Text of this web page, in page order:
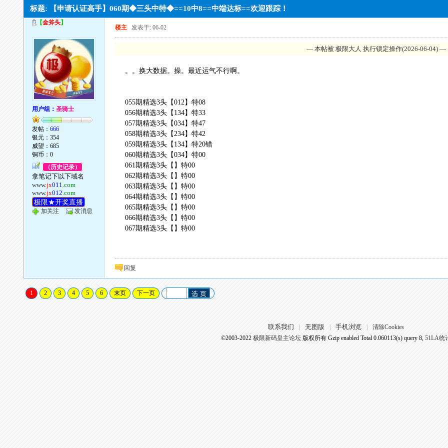
标题: 【申请认证高手】060期◆三头中特◆==10中8==中端达标==欢迎跟踪！
【金斧头】
用户组：圣骑士
发帖：666
银元：354
威望：685
铜币：0
（历史记录）
拿笔记下以下域名
www.jx011.com
www.jx012.com
极限★开奖直播
加关注 发消息
楼主 发表于: 06-02
— 本帖被 极限大人 执行锁定操作(2026-06-04) —
。。换大数据。操。最近运气不行啊。
055期精选3头【012】特08
056期精选3头【134】特33
057期精选3头【034】特47
058期精选3头【234】特42
059期精选3头【134】特20错
060期精选3头【034】特00
061期精选3头【】特00
062期精选3头【】特00
063期精选3头【】特00
064期精选3头【】特00
065期精选3头【】特00
066期精选3头【】特00
067期精选3头【】特00
回复
1 2 3 4 5 6 末页 下一页 选 页
联系我们 无图版 手机浏览
清除Cookies
©2003-2022 极限新码皇主论坛版权所有 Gzip enabled Total 0.060113(s) query 8, 51LA统